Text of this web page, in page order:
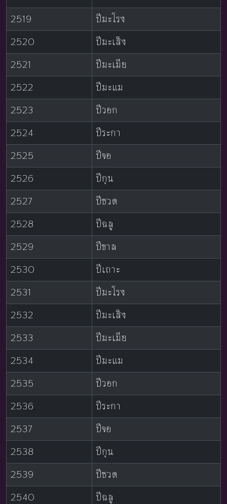
2519
ปีมะโรง
2520
ปีมะเส็ง
2521
ปีมะเมีย
2522
ปีมะแม
2523
ปีวอก
2524
ปีระกา
2525
ปีจอ
2526
ปีกุน
2527
ปีชวด
2528
ปีฉลู
2529
ปีขาล
2530
ปีเถาะ
2531
ปีมะโรง
2532
ปีมะเส็ง
2533
ปีมะเมีย
2534
ปีมะแม
2535
ปีวอก
2536
ปีระกา
2537
ปีจอ
2538
ปีกุน
2539
ปีชวด
2540
ปีฉลู